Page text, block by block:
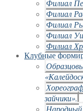
Филиал
Филиал
Филиал
Филиал
Филиал
Клубные
зайчики».